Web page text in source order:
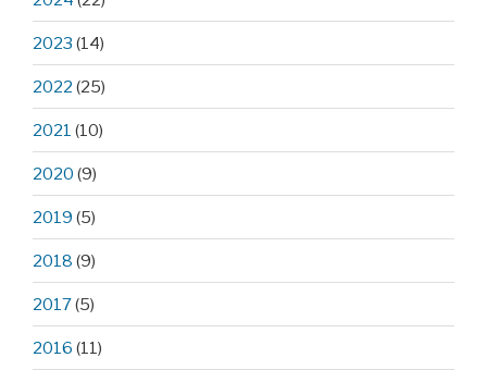
2023 (14)
2022 (25)
2021 (10)
2020 (9)
2019 (5)
2018 (9)
2017(5)
2016 (11)